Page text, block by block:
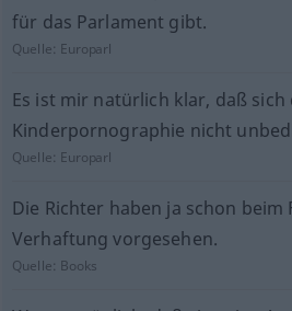
für das Parlament gibt.
Quelle: Europarl
Es ist mir natürlich klar, daß sich
Kinderpornographie nicht
Quelle: Europarl
Die Richter haben ja schon beim
Verhaftung vorgesehen.
Quelle: Books